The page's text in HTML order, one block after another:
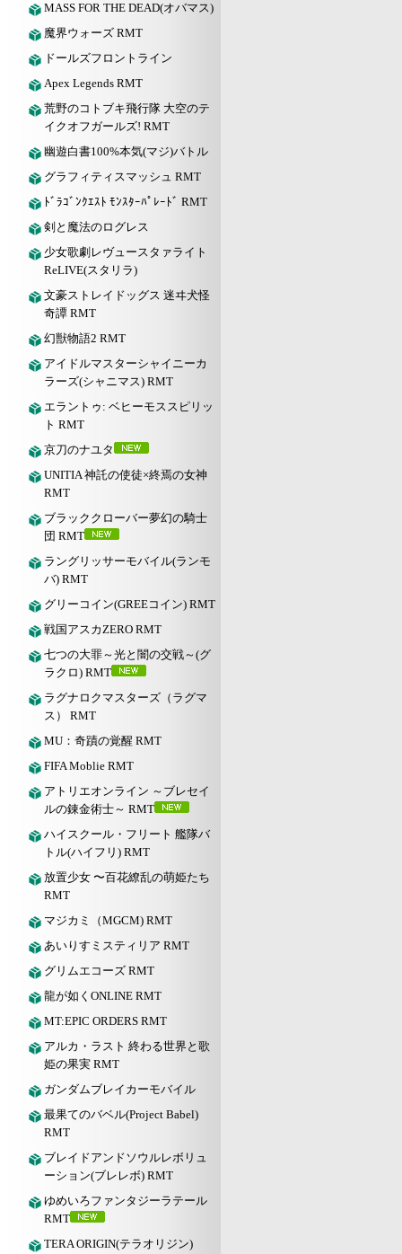
MASS FOR THE DEAD(オバマス)
魔界ウォーズ RMT
ドールズフロントライン
Apex Legends RMT
荒野のコトブキ飛行隊 大空のテ
イクオフガールズ! RMT
幽遊白書100%本気(マジ)バトル
グラフィティスマッシュ RMT
ﾄﾞﾗｺﾞﾝｸｴｽﾄ ﾓﾝｽﾀｰﾊﾟﾚｰﾄﾞ RMT
剣と魔法のログレス
少女歌劇レヴュースタァライト
ReLIVE(スタリラ)
文豪ストレイドッグス 迷ヰ犬怪
奇譚 RMT
幻獣物語2 RMT
アイドルマスターシャイニーカ
ラーズ(シャニマス) RMT
エラントゥ: ベヒーモススピリッ
ト RMT
京刀のナユタ
UNITIA 神託の使徒×終焉の女神
RMT
ブラッククローバー夢幻の騎士
団 RMT
ラングリッサーモバイル(ランモ
バ) RMT
グリーコイン(GREEコイン) RMT
戦国アスカZERO RMT
七つの大罪～光と闇の交戦～(グ
ラクロ) RMT
ラグナロクマスターズ（ラグマ
ス） RMT
MU：奇蹟の覚醒 RMT
FIFA Moblie RMT
アトリエオンライン ～ブレセイ
ルの錬金術士～ RMT
ハイスクール・フリート 艦隊バ
トル(ハイフリ) RMT
放置少女 〜百花繚乱の萌姫たち
RMT
マジカミ（MGCM) RMT
あいりすミスティリア RMT
グリムエコーズ RMT
龍が如くONLINE RMT
MT:EPIC ORDERS RMT
アルカ・ラスト 終わる世界と歌
姫の果実 RMT
ガンダムブレイカーモバイル
最果てのバベル(Project Babel)
RMT
ブレイドアンドソウルレボリュ
ーション(ブレレボ) RMT
ゆめいろファンタジーラテール
RMT
TERA ORIGIN(テラオリジン)